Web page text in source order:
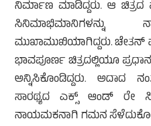
ನಿರ್ಮಾಣ ಮಾಡಿದ್ದರು. ಆ
ಮುಖಾಮುಖಿಯಾಗಿದ್ದರು. ಚೇತನ್
ಭಾವಪೂರ್ಣ ಚಿತ್ರದಲ್ಲಿಯೂ ಪ್ರಧಾನ
ಅನ್ನಿಸಿಕೊಂಡಿದ್ದರು. ಅದಾದ
ಸಾರಥ್ಯದ ಎಕ್ಸ್ ಆಂಡ್ ರೇ
ನಾಯಮಕನಾಗಿ ಗಮನ